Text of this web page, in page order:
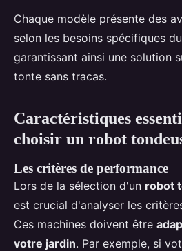
Chaque modèle présente des
selon les besoins spécifiques
garantissant ainsi une solution
tonte sans tracas.
Caractéristiques
choisir un robot
Les critères de performance
Lors de la sélection d'un robot
est crucial d'analyser les
Ces machines doivent être
votre jardin. Par exemple, si